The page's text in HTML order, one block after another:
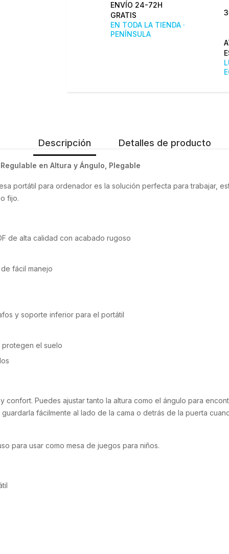
ENVÍO 24-72H
GRATIS
EN TODA LA TIENDA ·
PENÍNSULA
Descripción Detalles de producto
en Altura y Ángulo, Plegable
portátil para ordenador es la solución perfecta para trabajar,
fijo.
de alta calidad con acabado rugoso
fácil manejo
y soporte inferior para el portátil
protegen el suelo
confort. Puedes ajustar tanto la altura como el ángulo para
fácilmente al lado de la cama o detrás de la puerta
para usar como mesa de juegos para niños.